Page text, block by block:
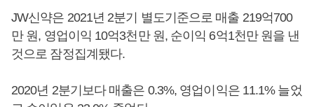
JW신약은 2021년 2분기 별도기준으로 매출 219억700
만 원, 영업이익 10억3천만 원, 순이익 6억1천만 원을 낸
것으로 잠정집계됐다.
2020년 2분기보다 매출은 0.3%, 영업이익은 11.1% 늘었